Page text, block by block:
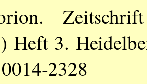
Heft 3.
2328